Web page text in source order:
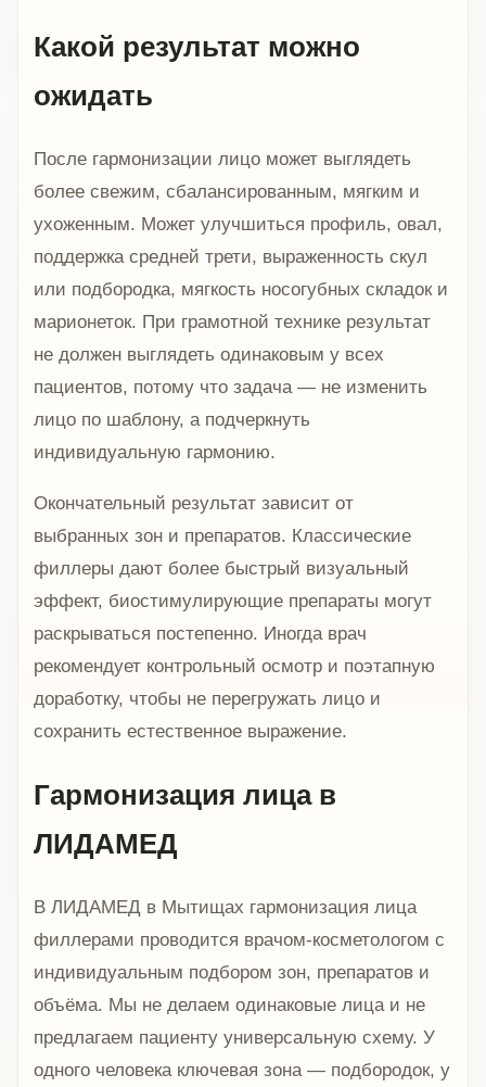
Какой результат можно
ожидать
После гармонизации лицо может выглядеть
более свежим, сбалансированным, мягким и
ухоженным. Может улучшиться профиль, овал,
поддержка средней трети, выраженность скул
или подбородка, мягкость носогубных складок и
марионеток. При грамотной технике результат
не должен выглядеть одинаковым у всех
пациентов, потому что задача — не изменить
лицо по шаблону, а подчеркнуть
индивидуальную гармонию.
Окончательный результат зависит от
выбранных зон и препаратов. Классические
филлеры дают более быстрый визуальный
эффект, биостимулирующие препараты могут
раскрываться постепенно. Иногда врач
рекомендует контрольный осмотр и поэтапную
доработку, чтобы не перегружать лицо и
сохранить естественное выражение.
Гармонизация лица в
ЛИДАМЕД
В ЛИДАМЕД в Мытищах гармонизация лица
филлерами проводится врачом-косметологом с
индивидуальным подбором зон, препаратов и
объёма. Мы не делаем одинаковые лица и не
предлагаем пациенту универсальную схему. У
одного человека ключевая зона — подбородок, у